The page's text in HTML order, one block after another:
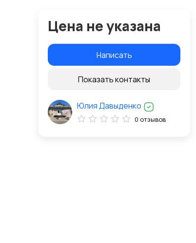
Цена не указана
Написать
Показать контакты
Юлия Давыденко
0 отзывов